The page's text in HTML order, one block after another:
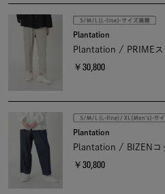
Plantation
Plantation / PRIME
￥30,800
Plantation
Plantation / BIZENコ
￥30,800